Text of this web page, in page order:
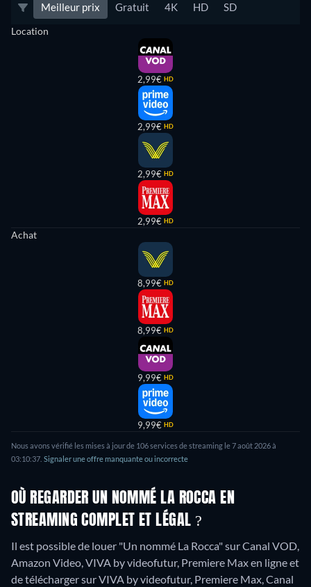
Meilleur prix Gratuit 4K HD SD
Location
2,99€ HD
2,99€ HD
2,99€ HD
2,99€ HD
Achat
8,99€ HD
8,99€ HD
9,99€ HD
9,99€ HD
Nous avons vérifié les mises à jour de 106 services de streaming le 7 août 2026 à
03:10:37. Signaler une offre manquante ou incorrecte
OÙ REGARDER UN NOMMÉ LA ROCCA EN
STREAMING COMPLET ET LÉGAL ?
Il est possible de louer "Un nommé La Rocca" sur Canal VOD,
Amazon Video, VIVA by videofutur, Premiere Max en ligne et
de télécharger sur VIVA by videofutur, Premiere Max, Canal